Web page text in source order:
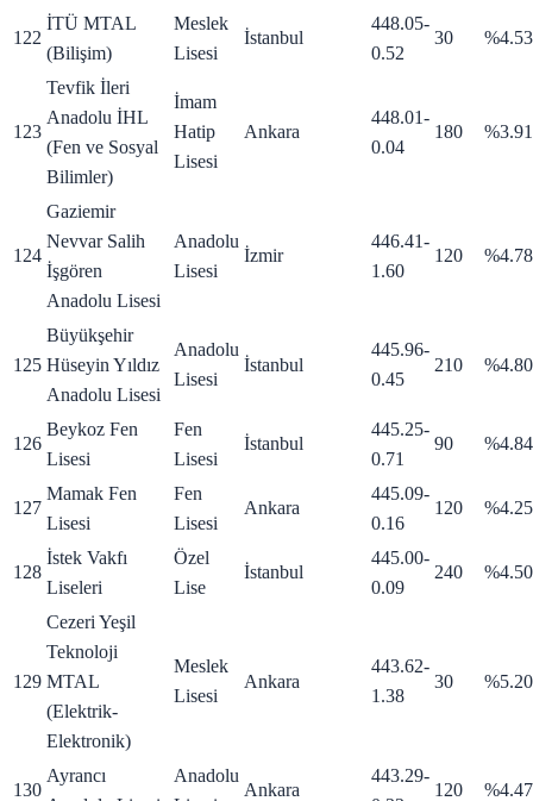
122
İTÜ MTAL
(Bilişim)
Meslek
Lisesi
İstanbul
448.05-
0.52
30 %4.53
123
Tevfik İleri
Anadolu İHL
(Fen ve Sosyal
Bilimler)
İmam
Hatip
Lisesi
Ankara
448.01-
0.04
180 %3.91
124
Gaziemir
Nevvar Salih
İşgören
Anadolu Lisesi
Anadolu
Lisesi
İzmir
446.41-
1.60
120 %4.78
125
Büyükşehir
Hüseyin Yıldız
Anadolu Lisesi
Anadolu
Lisesi
İstanbul
445.96-
0.45
210 %4.80
126
Beykoz Fen
Lisesi
Fen
Lisesi
İstanbul
445.25-
0.71
90 %4.84
127
Mamak Fen
Lisesi
Fen
Lisesi
Ankara
445.09-
0.16
120 %4.25
128
İstek Vakfı
Liseleri
Özel
Lise
İstanbul
445.00-
0.09
240 %4.50
129
Cezeri Yeşil
Teknoloji
MTAL
(Elektrik-
Elektronik)
Meslek
Lisesi
Ankara
443.62-
1.38
30 %5.20
130
Ayrancı
Anadolu
Ankara
443.29-
120 %4.47